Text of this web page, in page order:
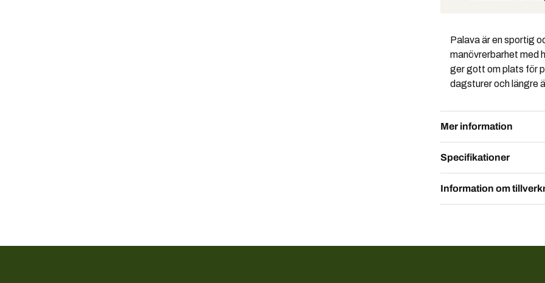
Palava är en sportig
manövrerbarhet med
ger gott om plats för
dagsturer och längre
Mer information
Specifikationer
Information om